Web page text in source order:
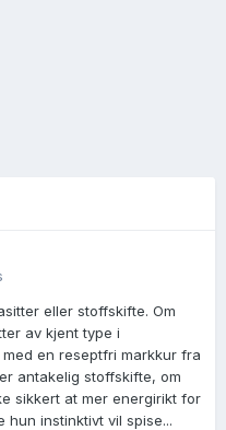
eller stoffskifte. Om
av kjent type i
en reseptfri markkur fra
antakelig stoffskifte, om
sikkert at mer energirikt for
instinktivt vil spise...